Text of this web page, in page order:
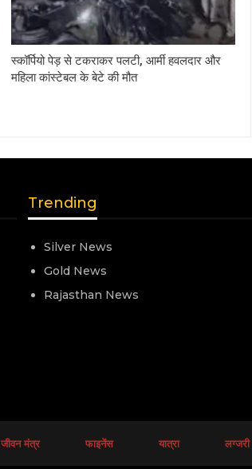
स्कॉर्पियो पेड़ से टकराकर पलटी, आर्मी हवलदार और
महिला कांस्टेबल के बेटे की मौत
Trending
Silver News
Gold News
Rajasthan News
जीवन मंत्र फाइनेंस यात्रा लग्जरी